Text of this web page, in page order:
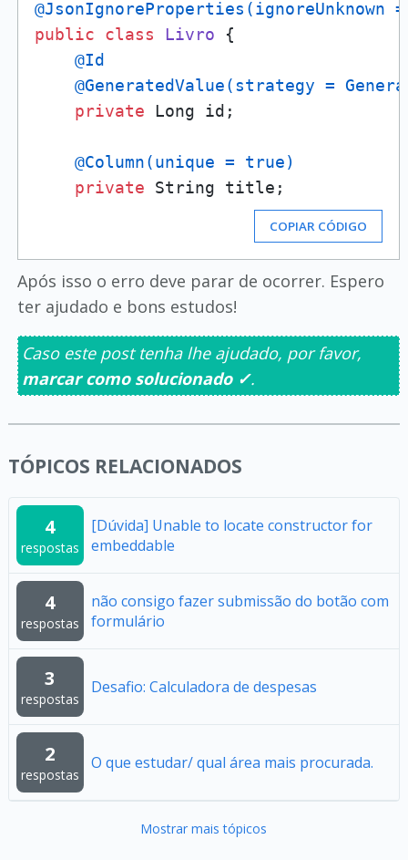
@JsonIgnoreProperties(ignoreUnknown
public
class Livro {
@Id
@GeneratedValue(strategy =
private Long id;
@Column(unique = true)
private
COPIAR CÓDIGO
Após isso o erro deve parar de ocorrer. Espero
ter ajudado e bons estudos!
Caso este post tenha lhe ajudado, por favor,
marcar como solucionado ✓.
TÓPICOS RELACIONADOS
4
respostas
[Dúvida] Unable to locate constructor for
embeddable
4
respostas
não consigo fazer submissão do botão com
formulário
3
respostas
Desafio: Calculadora de despesas
2
respostas
O que estudar/ qual área mais procurada.
Mostrar mais tópicos